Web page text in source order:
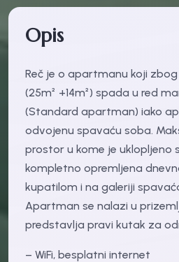
Opis
Reč je o apartmanu koji
(25m² +14m²) spada u red
(Standard apartman) iako
odvojenu spavaću soba.
prostor u kome je uklopljeno
kompletno opremljena
kupatilom i na galeriji
Apartman se nalazi u
predstavlja pravi kutak za
– WiFi, besplatni internet